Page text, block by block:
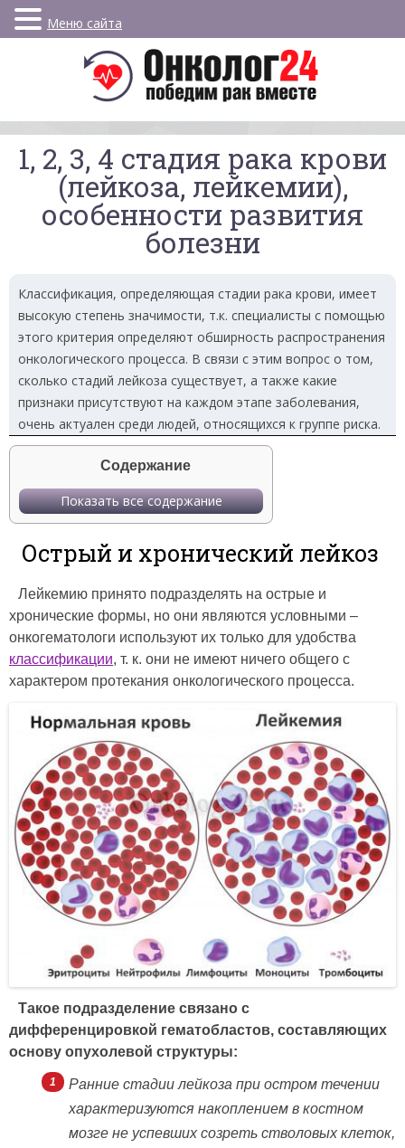
1, 2, 3, 4 стадия рака крови
(лейкоза, лейкемии),
особенности развития
болезни
Классификация, определяющая стадии рака крови, имеет
высокую степень значимости, т.к. специалисты с помощью
этого критерия определяют обширность распространения
онкологического процесса. В связи с этим вопрос о том,
сколько стадий лейкоза существует, а также какие
признаки присутствуют на каждом этапе заболевания,
очень актуален среди людей, относящихся к группе риска.
Содержание
Показать все содержание
Острый и хронический лейкоз
Лейкемию принято подразделять на острые и
хронические формы, но они являются условными –
онкогематологи используют их только для удобства
классификации, т. к. они не имеют ничего общего с
характером протекания онкологического процесса.
Такое подразделение связано с
дифференцировкой гематобластов, составляющих
основу опухолевой структуры:
Ранние стадии лейкоза при остром течении
характеризуются накоплением в костном
мозге не успевших созреть стволовых клеток,
Меню сайта